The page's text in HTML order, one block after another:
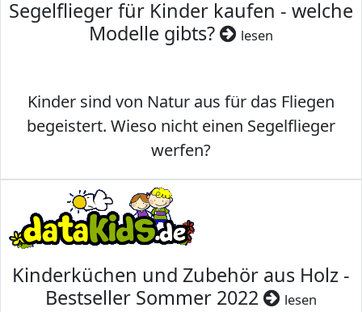
Segelflieger für Kinder kaufen - welche
Modelle gibts?
lesen
Kinder sind von Natur aus für das Fliegen
begeistert. Wieso nicht einen Segelflieger
werfen?
Kinderküchen und Zubehör aus Holz -
Bestseller Sommer 2022
lesen